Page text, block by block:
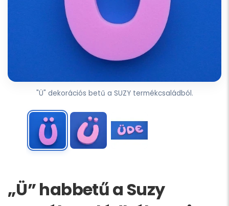
"Ü" dekorációs betű a SUZY termékcsaládból.
„Ü” habbetű a Suzy